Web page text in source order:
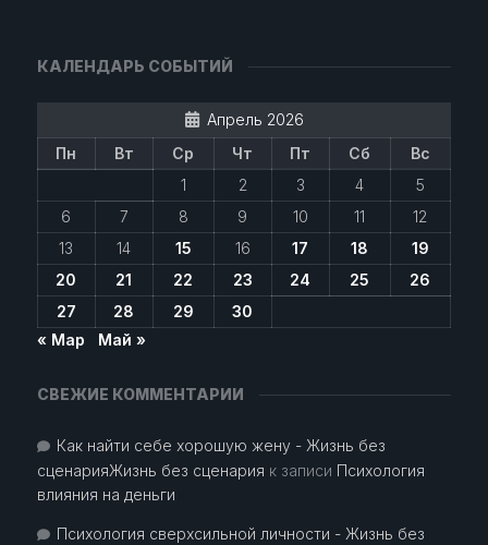
КАЛЕНДАРЬ СОБЫТИЙ
Апрель 2026
Пн
Вт Ср Чт Пт Сб
Вс
1
2 3 4
5
6
7 8 9 10 11
12
13
14 15 16 17 18
19
20
21 22 23 24 25
26
27
28 29
30
« Мар
Май »
СВЕЖИЕ КОММЕНТАРИИ
Как найти себе хорошую жену - Жизнь без
сценарияЖизнь без сценария к записи Психология
влияния на деньги
Психология сверхсильной личности - Жизнь без